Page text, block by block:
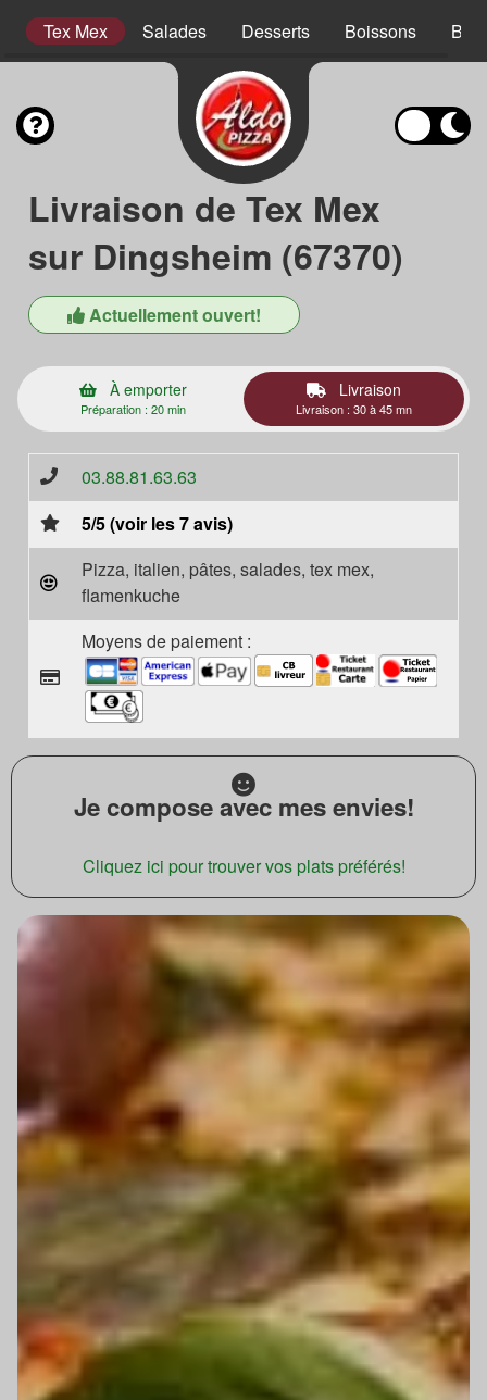
Tex Mex Salades Desserts Boissons
Livraison de Tex Mex
sur Dingsheim (67370)
Actuellement ouvert!
À emporter
Préparation : 20 min
Livraison
Livraison : 30 à 45 mn
03.88.81.63.63
5/5 (voir les 7 avis)
Pizza, italien, pâtes, salades, tex mex,
flamenkuche
Moyens de paiement :
Je compose avec mes envies!
Cliquez ici pour trouver vos plats préférés!